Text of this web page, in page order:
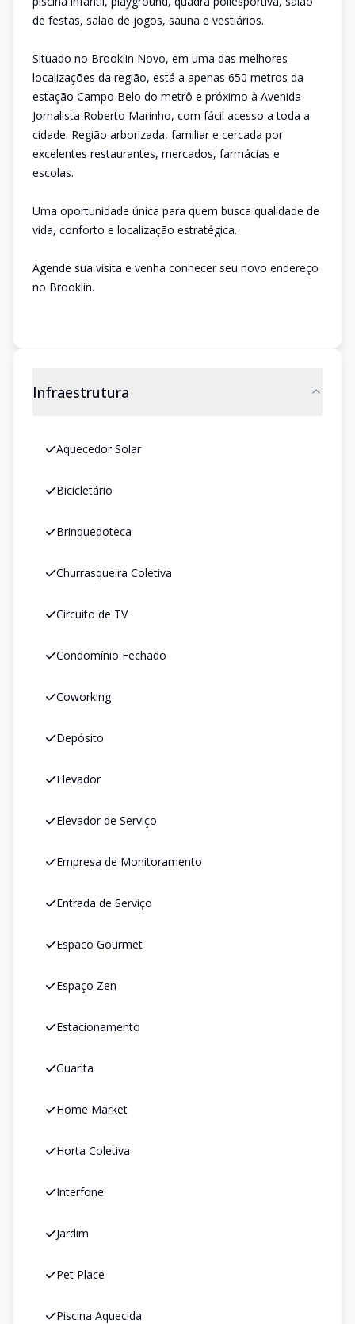
de festas, salão de jogos, sauna e vestiários.
Situado no Brooklin Novo, em uma das melhores
localizações da região, está a apenas 650 metros da
estação Campo Belo do metrô e próximo à Avenida
Jornalista Roberto Marinho, com fácil acesso a toda a
cidade. Região arborizada, familiar e cercada por
excelentes restaurantes, mercados, farmácias e
escolas.
Uma oportunidade única para quem busca qualidade de
vida, conforto e localização estratégica.
Agende sua visita e venha conhecer seu novo endereço
no Brooklin.
Infraestrutura
Aquecedor Solar
Bicicletário
Brinquedoteca
Churrasqueira Coletiva
Circuito de TV
Condomínio Fechado
Coworking
Depósito
Elevador
Elevador de Serviço
Empresa de Monitoramento
Entrada de Serviço
Espaco Gourmet
Espaço Zen
Estacionamento
Guarita
Home Market
Horta Coletiva
Interfone
Jardim
Pet Place
Piscina Aquecida